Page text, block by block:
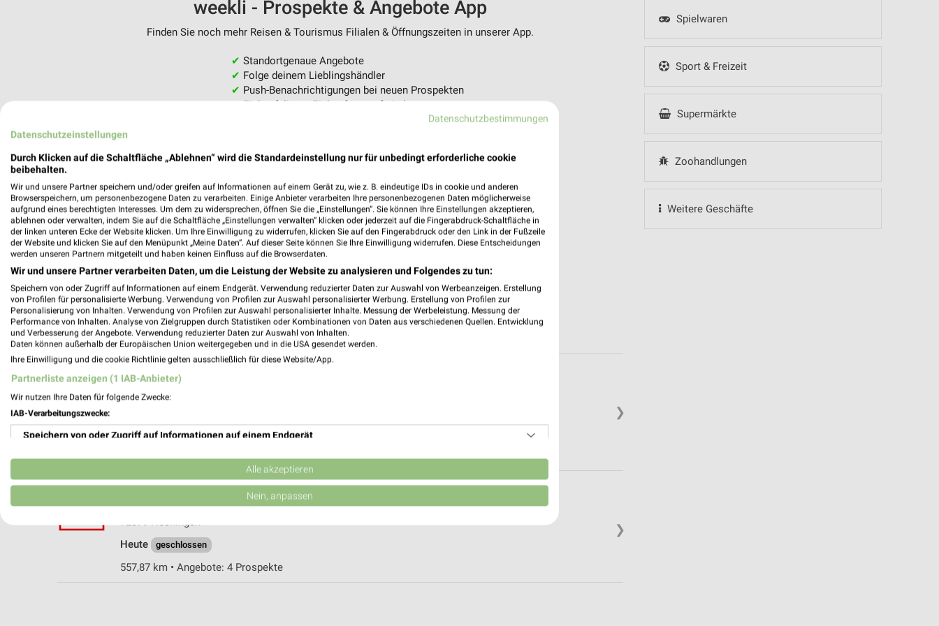
Spielwaren
Sport & Freizeit
Supermärkte
Zoohandlungen
Weitere Geschäfte
weekli - Prospekte & Angebote App
Finden Sie noch mehr Reisen & Tourismus Filialen & Öffnungszeiten in unserer App.
✔ Standortgenaue Angebote
✔ Folge deinem Lieblingshändler
✔ Push-Benachrichtigungen bei neuen Prospekten
✔Einkaufsliste - Einkauf stressfrei planen
❯
Kaufland Hechingen
72379 Hechingen
Heute geschlossen
❯
Kaullastraße 1
72379 Hechingen
Heute
geschlossen
557,87 km • Angebote: 4 Prospekte
Datenschutzbestimmungen
Datenschutzeinstellungen
Durch Klicken auf die Schaltfläche „Ablehnen“ wird die Standardeinstellung nur für unbedingt erforderliche cookie
beibehalten.
Wir und unsere Partner speichern und/oder greifen auf Informationen auf einem Gerät zu, wie z. B. eindeutige IDs in cookie und anderen
Browserspeichern, um personenbezogene Daten zu verarbeiten. Einige Anbieter verarbeiten Ihre personenbezogenen Daten möglicherweise
aufgrund eines berechtigten Interesses. Um dem zu widersprechen, öffnen Sie die „Einstellungen“. Sie können Ihre Einstellungen akzeptieren,
ablehnen oder verwalten, indem Sie auf die Schaltfläche „Einstellungen verwalten“ klicken oder jederzeit auf die Fingerabdruck-Schaltfläche in
der linken unteren Ecke der Website klicken. Um Ihre Einwilligung zu widerrufen, klicken Sie auf den Fingerabdruck oder den Link in der Fußzeile
der Website und klicken Sie auf den Menüpunkt „Meine Daten“. Auf dieser Seite können Sie Ihre Einwilligung widerrufen. Diese Entscheidungen
werden unseren Partnern mitgeteilt und haben keinen Einfluss auf die Browserdaten.
Wir und unsere Partner verarbeiten Daten, um die Leistung der Website zu analysieren und Folgendes zu tun:
Speichern von oder Zugriff auf Informationen auf einem Endgerät. Verwendung reduzierter Daten zur Auswahl von Werbeanzeigen. Erstellung
von Profilen für personalisierte Werbung. Verwendung von Profilen zur Auswahl personalisierter Werbung. Erstellung von Profilen zur
Personalisierung von Inhalten. Verwendung von Profilen zur Auswahl personalisierter Inhalte. Messung der Werbeleistung. Messung der
Performance von Inhalten. Analyse von Zielgruppen durch Statistiken oder Kombinationen von Daten aus verschiedenen Quellen. Entwicklung
und Verbesserung der Angebote. Verwendung reduzierter Daten zur Auswahl von Inhalten.
Daten können außerhalb der Europäischen Union weitergegeben und in die USA gesendet werden.
Ihre Einwilligung und die cookie Richtlinie gelten ausschließlich für diese Website/App.
Partnerliste anzeigen (1 IAB-Anbieter)
Wir nutzen Ihre Daten für folgende Zwecke:
IAB-Verarbeitungszwecke:
Speichern von oder Zugriff auf Informationen auf einem Endgerät
Verwendung reduzierter Daten zur Auswahl von Werbeanzeigen
Erstellung von Profilen für personalisierte Werbung
Erstellung von Profilen zur Personalisierung von Inhalten
Alle akzeptieren
Nein, anpassen